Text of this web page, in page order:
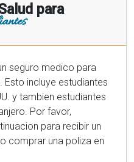
para
seguro medico para
estudiantes
y tambien estudiantes
favor,
para recibir un
comprar una poliza en